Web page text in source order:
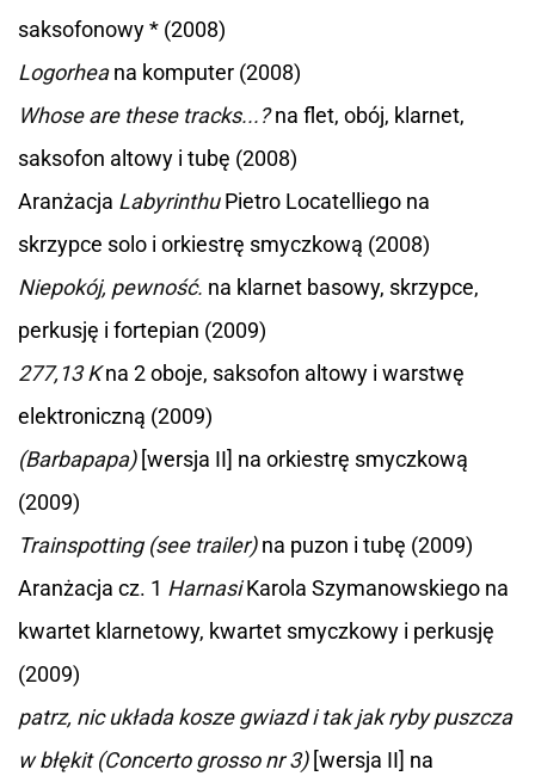
saksofonowy * (2008)
Logorheana komputer (2008)
Whose are these tracks...?na flet, obój, klarnet,
saksofon altowy i tubę (2008)
Aranżacja LabyrinthuPietro Locatelliego na
skrzypce solo i orkiestrę smyczkową (2008)
Niepokój, pewność. na klarnet basowy, skrzypce,
perkusję i fortepian (2009)
277,13 Kna 2 oboje, saksofon altowy i warstwę
elektroniczną (2009)
(Barbapapa)[wersja II] na orkiestrę smyczkową
(2009)
Trainspotting (see trailer)na puzon i tubę (2009)
Aranżacja cz. 1 HarnasiKarola Szymanowskiego na
kwartet klarnetowy, kwartet smyczkowy i perkusję
(2009)
patrz, nic układa kosze gwiazd i tak jak ryby puszcza
w błękit (Concerto grosso nr 3)[wersja II] na